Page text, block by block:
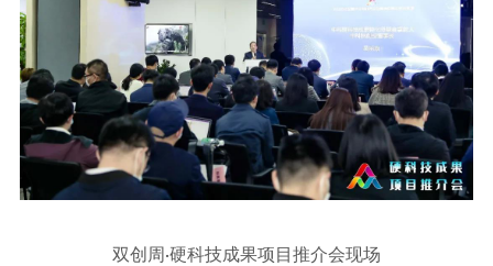
双创周·硬科技成果项目推介会现场